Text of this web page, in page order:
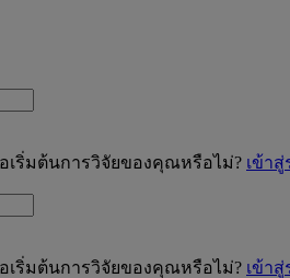
เริ่มต้นการวิจัยของคุณหรือไม่? เข้าสู่
เริ่มต้นการวิจัยของคุณหรือไม่? เข้าสู่